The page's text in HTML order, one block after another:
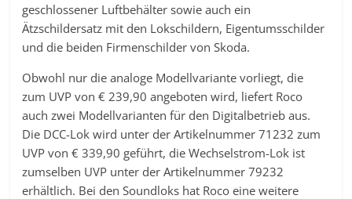
geschlossener Luftbehälter sowie auch ein
Ätzschildersatz mit den Lokschildern, Eigentumsschilder
und die beiden Firmenschilder von Skoda.
Obwohl nur die analoge Modellvariante vorliegt, die
zum UVP von € 239,90 angeboten wird, liefert Roco
auch zwei Modellvarianten für den Digitalbetrieb aus.
Die DCC-Lok wird unter der Artikelnummer 71232 zum
UVP von € 339,90 geführt, die Wechselstrom-Lok ist
zumselben UVP unter der Artikelnummer 79232
erhältlich. Bei den Soundloks hat Roco eine weitere